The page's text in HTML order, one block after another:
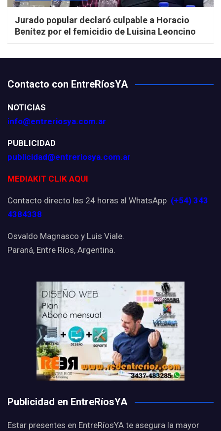
Jurado popular declaró culpable a Horacio
Benítez por el femicidio de Luisina Leoncino
Contacto con EntreRíosYA
NOTICIAS
info@entreriosya.com.ar
PUBLICIDAD
publicidad@entreriosya.com.ar
MEDIAKIT CLIK AQUI
Contacto directo las 24 horas al WhatsApp (+54) 343
4384338
Osvaldo Magnasco y Luis Viale.
Paraná, Entre Ríos, Argentina.
Publicidad en EntreRíosYA
Estar presentes en EntreRíosYA te asegura la mayor